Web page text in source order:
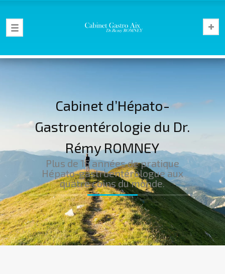
Cabinet d’Hépato-
Gastroentérologie du Dr.
Rémy ROMNEY
Plus de 15 années de pratique
Hépato-gastroentérologue aux
quatre coins du monde.